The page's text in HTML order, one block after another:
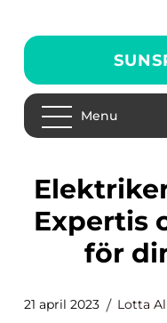
Menu
Elektriker i Stockholm –
Expertis
för
21 april 2023 Lotta